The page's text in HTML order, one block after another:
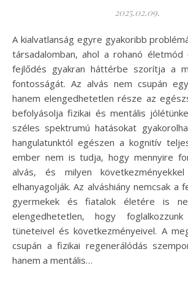
2025.02.09.
A kialvatlanság egyre gyakoribb problémává vált a modern
társadalomban, ahol a rohanó életmód
fejlődés gyakran háttérbe szorítja a
fontosságát. Az alvás nem csupán
hanem elengedhetetlen része az
befolyásolja fizikai és mentális
széles spektrumú hatásokat
hangulatunktól egészen a kognitív
ember nem is tudja, hogy mennyire
alvás, és milyen
elhanyagolják. Az alváshiány nemcsak a
gyermekek és fiatalok életére is
elengedhetetlen, hogy
tüneteivel és következményeivel. A
csupán a fizikai regenerálódás
hanem a mentális…